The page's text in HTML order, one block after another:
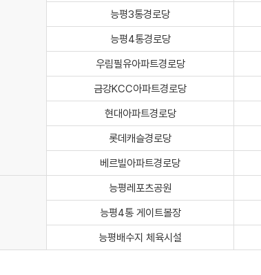
능평3통경로당
능평4통경로당
우림필유아파트경로당
금강KCC아파트경로당
현대아파트경로당
롯데캐슬경로당
베르빌아파트경로당
능평레포츠공원
능평4통 게이트볼장
능평배수지 체육시설